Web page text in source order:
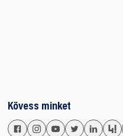
Kövess minket